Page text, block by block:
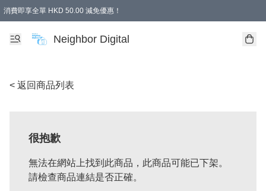
消費即享全單 HKD 50.00 減免優惠！
Neighbor Digital
< 返回商品列表
很抱歉
無法在網站上找到此商品，此商品可能已下架。
請檢查商品連結是否正確。